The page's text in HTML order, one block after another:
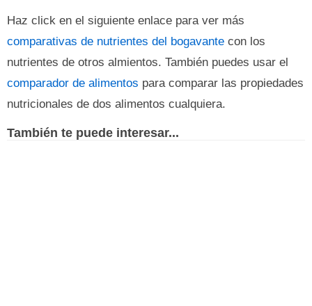
Haz click en el siguiente enlace para ver más
comparativas de nutrientes del bogavante con los
nutrientes de otros almientos. También puedes usar el
comparador de alimentos para comparar las propiedades
nutricionales de dos alimentos cualquiera.
También te puede interesar...